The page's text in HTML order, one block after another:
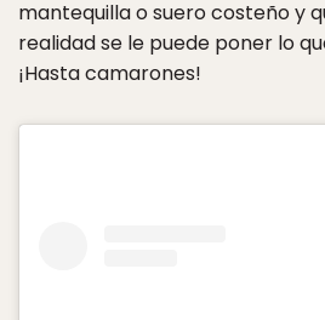
mantequilla o suero costeño y
realidad se le puede poner lo
¡Hasta camarones!